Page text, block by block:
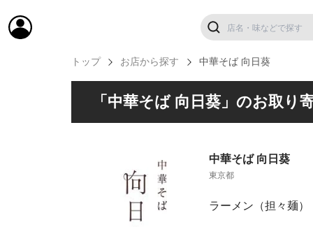
トップ お店から探す 中華そば 向日葵
「中華そば 向日葵」のお取り
中華そば 向日葵
東京都
ラーメン（担々麺）